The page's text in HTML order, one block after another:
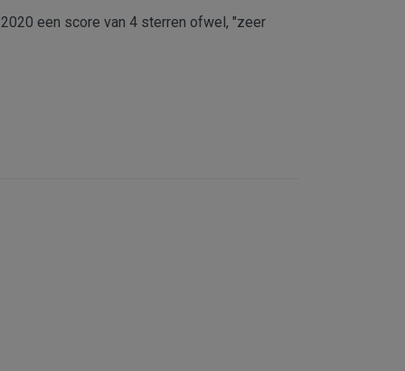
een score van 4 sterren ofwel, "zeer